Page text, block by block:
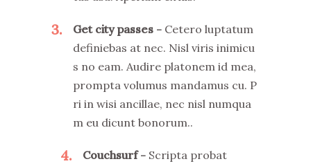
3 Get city passes
Cetero luptatum
definiebas at nec. Nisl viris inimicu
s no eam. Audire platonem id mea,
prompta volumus mandamus cu. P
ri in wisi ancillae, nec nisl numqua
m eu dicunt bonorum..
4 Couchsurf
Scripta probat